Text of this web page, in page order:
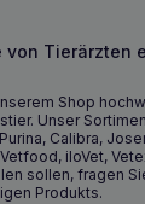
von Tierärzten
Shop
Unser
Calibra,
iloVet,
sollen, fragen
Produkts.